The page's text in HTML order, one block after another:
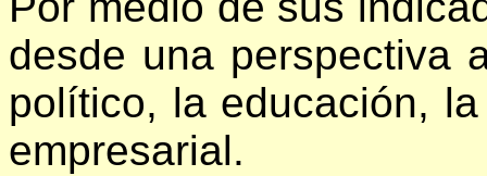
desde una perspectiva
político, la educación,
empresarial.